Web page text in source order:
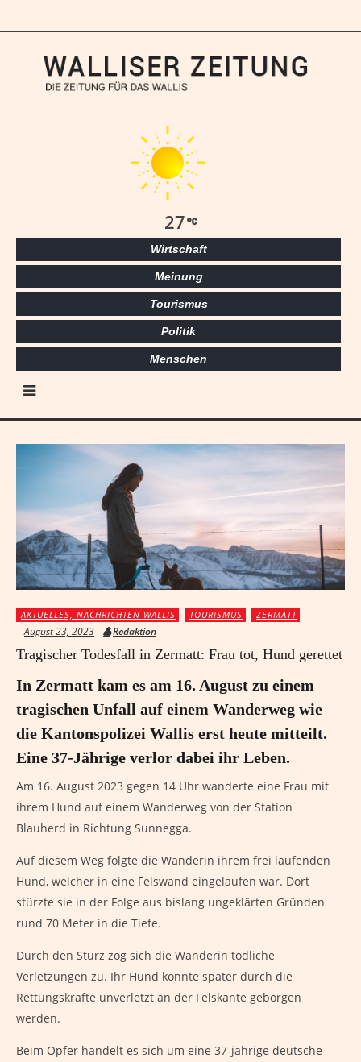
27
Wirtschaft
Meinung
Tourismus
Politik
Menschen
AKTUELLES, NACHRICHTEN WALLIS TOURISMUS ZERMATT
August 23, 2023 Redaktion
Tragischer Todesfall in Zermatt: Frau tot, Hund gerettet
In Zermatt kam es am 16. August zu einem
tragischen Unfall auf einem Wanderweg wie
die Kantonspolizei Wallis erst heute mitteilt.
Eine 37-Jährige verlor dabei ihr Leben.
Am 16. August 2023 gegen 14 Uhr wanderte eine Frau mit
ihrem Hund auf einem Wanderweg von der Station
Blauherd in Richtung Sunnegga.
Auf diesem Weg folgte die Wanderin ihrem frei laufenden
Hund, welcher in eine Felswand eingelaufen war. Dort
stürzte sie in der Folge aus bislang ungeklärten Gründen
rund 70 Meter in die Tiefe.
Durch den Sturz zog sich die Wanderin tödliche
Verletzungen zu. Ihr Hund konnte später durch die
Rettungskräfte unverletzt an der Felskante geborgen
werden.
Beim Opfer handelt es sich um eine 37-jährige deutsche